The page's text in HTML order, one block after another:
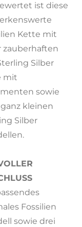
ist diese
Kette mit
zauberhaften
Silber
mit
sowie
kleinen
Silber
Fossilien
sowie drei